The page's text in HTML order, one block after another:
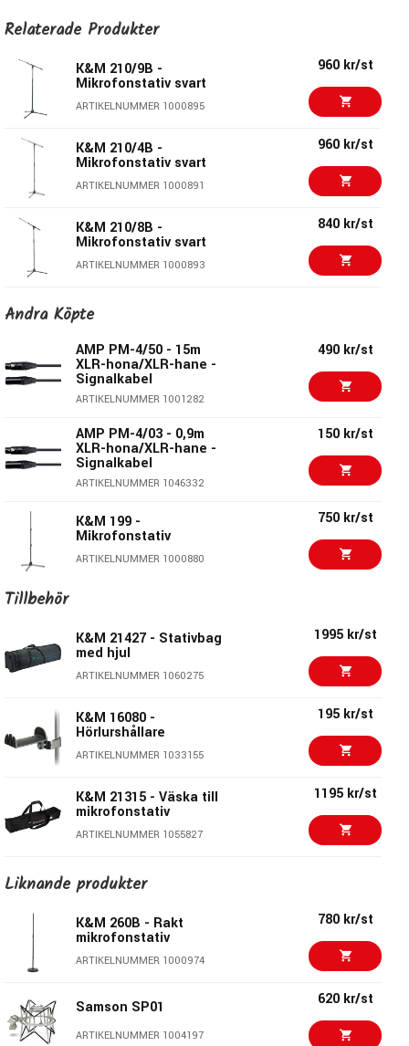
Specifikationer 21021:
Färg: Svart
Höjd: 1120 - 2010mm
Bomlängd: 1065mm
Vikt: 5,88 kg
Pris per styck
König & Meyer Stands - Högkvalitativa
hjälpmedel för musikern
Sedan 1949 så står König & Meyer för sofistikerad
Produkterna kännetecknas av innovativ design, funktion
arbetar för att ständigt uppfylla detta. I enlighet med
König & Meyer's kvalitetsmål, är över 1500 stativ och
tillbehör tillverkade i två fabriker i Tyskland och säljs i 80
länder världen över. Många av produkterna har redan blivit
klassiker och en standard i musikbranschen.
Relaterade Produkter
K&M 210/9B -
Mikrofonstativ svart
ARTIKELNUMMER 1000895
960 kr/st
K&M 210/4B -
Mikrofonstativ svart
ARTIKELNUMMER 1000891
960 kr/st
K&M 210/8B -
Mikrofonstativ svart
ARTIKELNUMMER 1000893
840 kr/st
K&M 26145 -
Mikrofonstativ svart
ARTIKELNUMMER 1043202
K&M 25960 -
ARTIKELNUMMER 1000973
1030 kr/st
890 kr/st
K&M 25950 - Lågt
ARTIKELNUMMER 1000972
860 kr/st
675 kr/st
K&M 255B
Andra Köpte
AMP PM-4/50 - 15m
XLR-hona/XLR-hane -
Signalkabel
ARTIKELNUMMER 1001282
490 kr/st
AMP PM-4/03 - 0,9m
XLR-hona/XLR-hane -
Signalkabel
ARTIKELNUMMER 1046332
150 kr/st
K&M 199 -
Mikrofonstativ
ARTIKELNUMMER 1000880
750 kr/st
ARTIKELNUMMER 1005925
K&M 26145 -
ARTIKELNUMMER 1043202
1440 kr/st
K&M 252 -
ARTIKELNUMMER 1033429
1195 kr/st
K&M 259/1B - Lågt
ARTIKELNUMMER 1000971
850 kr/st
K&M 25950 - Lågt
mikrofonstativ
ARTIKELNUMMER 1000972
860 kr/st
Tillbehör
K&M 21427 - Stativbag
med hjul
ARTIKELNUMMER 1060275
1995 kr/st
K&M 16080 -
Hörlurshållare
ARTIKELNUMMER 1033155
195 kr/st
K&M 21315 - Väska till
mikrofonstativ
ARTIKELNUMMER 1055827
1195 kr/st
K&M 16027 -
Dryckeshållare
ARTIKELNUMMER 1072766
K&M 16022 -
Drickahållare
295 kr/st
K&M 21421 - Väska till 280 kr/st
Liknande produkter
K&M 260B - Rakt
mikrofonstativ
ARTIKELNUMMER 1000974
780 kr/st
Samson SP01
ARTIKELNUMMER 1004197
620 kr/st